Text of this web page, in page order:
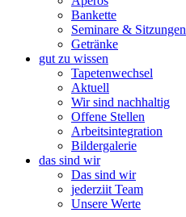
Bankette
Seminare & Sitzungen
Getränke
gut zu wissen
Tapetenwechsel
Aktuell
Wir sind nachhaltig
Offene Stellen
Arbeitsintegration
Bildergalerie
das sind wir
Das sind wir
jederziit Team
Unsere Werte